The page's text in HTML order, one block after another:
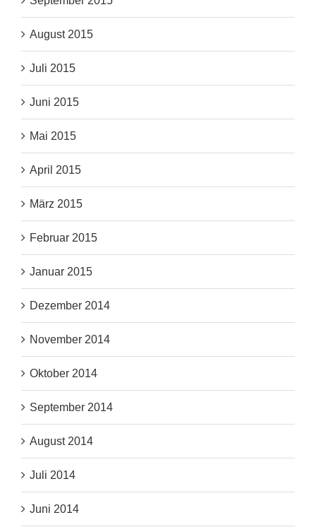
August 2015
Juli 2015
Juni 2015
Mai 2015
April 2015
März 2015
Februar 2015
Januar 2015
Dezember 2014
November 2014
Oktober 2014
September 2014
August 2014
Juli 2014
Juni 2014